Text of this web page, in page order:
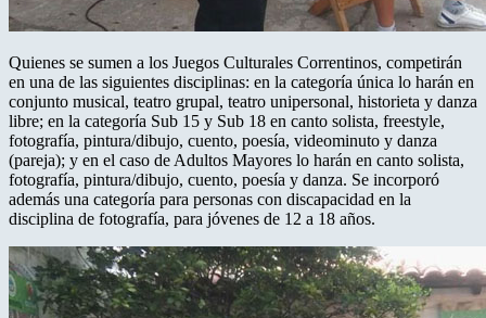
Quienes se sumen a los Juegos Culturales Correntinos, competirán
en una de las siguientes disciplinas: en la categoría única lo harán en
conjunto musical, teatro grupal, teatro unipersonal, historieta y danza
libre; en la categoría Sub 15 y Sub 18 en canto solista, freestyle,
fotografía, pintura/dibujo, cuento, poesía, videominuto y danza
(pareja); y en el caso de Adultos Mayores lo harán en canto solista,
fotografía, pintura/dibujo, cuento, poesía y danza. Se incorporó
además una categoría para personas con discapacidad en la
disciplina de fotografía, para jóvenes de 12 a 18 años.